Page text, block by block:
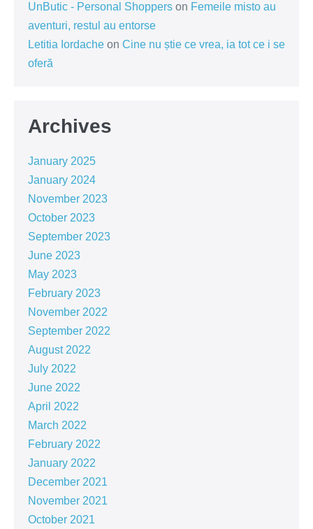
UnButic - Personal Shoppers on Femeile misto au
aventuri, restul au entorse
Letitia Iordache on Cine nu știe ce vrea, ia tot ce i se
oferă
Archives
January 2025
January 2024
November 2023
October 2023
September 2023
June 2023
May 2023
February 2023
November 2022
September 2022
August 2022
July 2022
June 2022
April 2022
March 2022
February 2022
January 2022
December 2021
November 2021
October 2021